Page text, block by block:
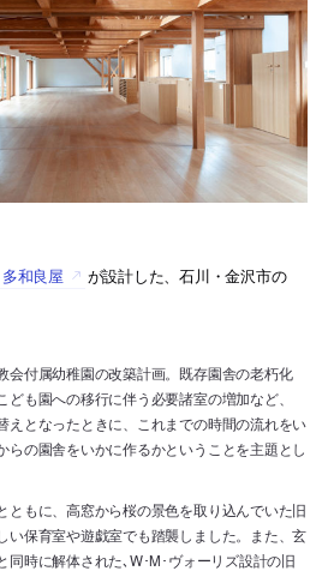
多和良屋
が設計した、石川・金沢市の
会付属幼稚園の改築計画。既存園舎の老朽化
ども園への移行に伴う必要諸室の増加など、
えとなったときに、これまでの時間の流れをい
らの園舎をいかに作るかということを主題とし
ともに、高窓から桜の景色を取り込んでいた旧
い保育室や遊戯室でも踏襲しました。また、玄
同時に解体された､W･M･ヴォーリズ設計の旧